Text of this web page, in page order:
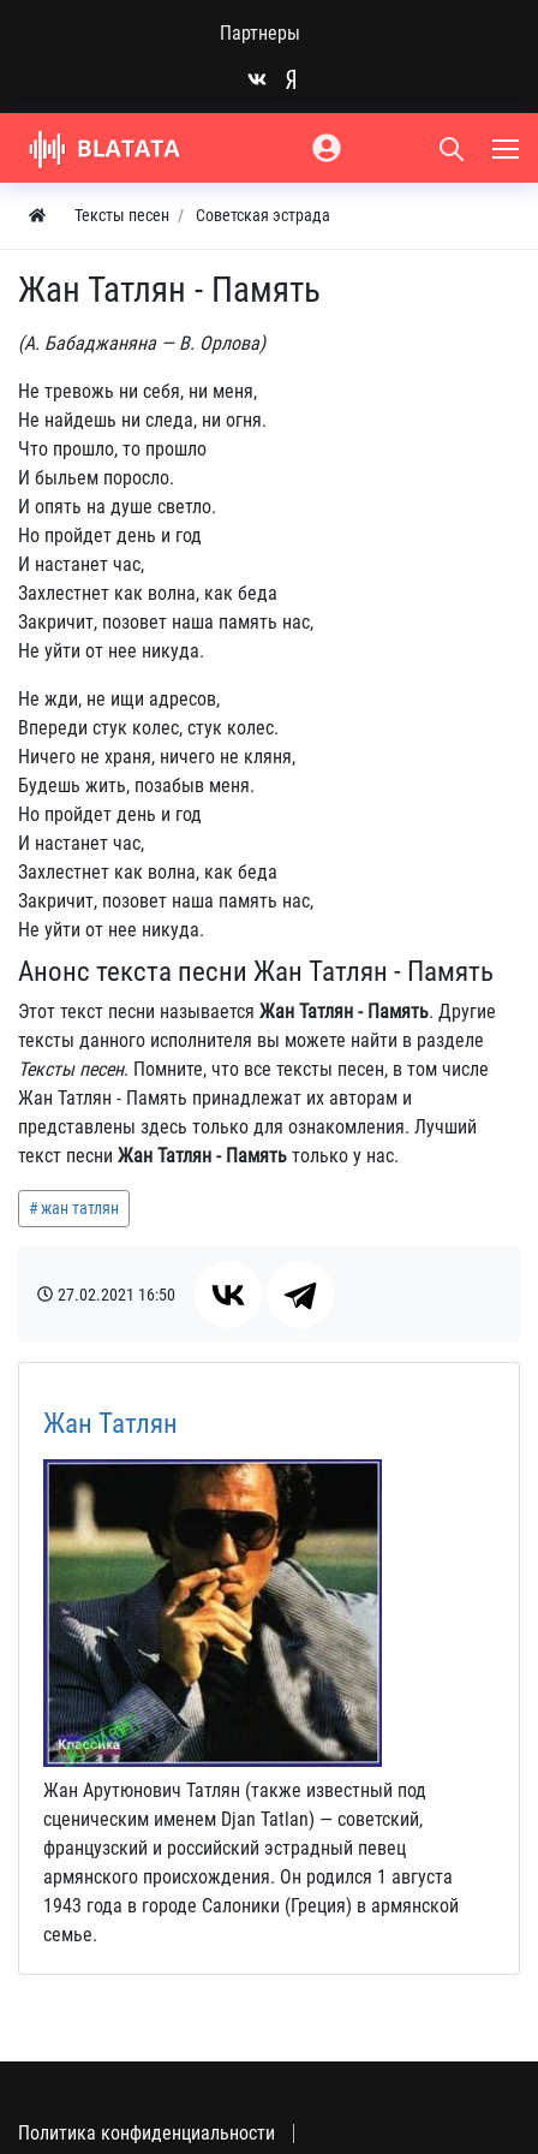
Партнеры
Тексты песен Советская эстрада
Жан Татлян - Память
(А. Бабаджаняна — В. Орлова)
Не тревожь ни себя, ни меня,
Не найдешь ни следа, ни огня.
Что прошло, то прошло
И быльем поросло.
И опять на душе светло.
Но пройдет день и год
И настанет час,
Захлестнет как волна, как беда
Закричит, позовет наша память нас,
Не уйти от нее никуда.
Не жди, не ищи адресов,
Впереди стук колес, стук колес.
Ничего не храня, ничего не кляня,
Будешь жить, позабыв меня.
Но пройдет день и год
И настанет час,
Захлестнет как волна, как беда
Закричит, позовет наша память нас,
Не уйти от нее никуда.
Анонс текста песни Жан Татлян - Память
Этот текст песни называется Жан Татлян - Память. Другие
тексты данного исполнителя вы можете найти в разделе
Тексты песен. Помните, что все тексты песен, в том числе
Жан Татлян - Память принадлежат их авторам и
представлены здесь только для ознакомления. Лучший
текст песни Жан Татлян - Память только у нас.
жан татлян
27.02.2021 16:50
Жан Татлян
Жан Арутюнович Татлян (также известный под
сценическим именем Djan Tatlan) — советский,
французский и российский эстрадный певец
армянского происхождения. Он родился 1 августа
1943 года в городе Салоники (Греция) в армянской
семье.
Политика конфиденциальности